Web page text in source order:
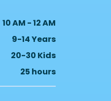
10 AM - 12 AM
9-14 Years
20-30 Kids
25 hours